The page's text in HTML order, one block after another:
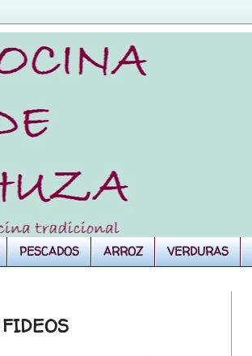
PESCADOS ARROZ VERDURAS